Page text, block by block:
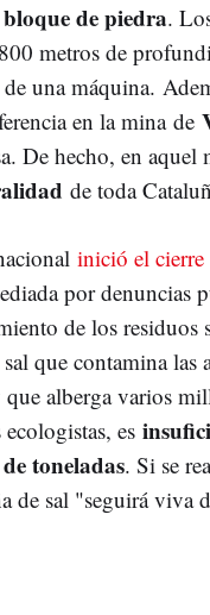
de piedra.
metros de
una máquina.
en la mina de
De hecho, en
de toda
inició el cierre
por denuncias
de los residuos
que contamina las
alberga varios
es
toneladas. Si se
de sal "seguirá viva